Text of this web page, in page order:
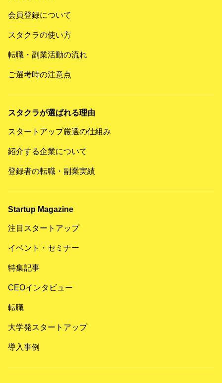
会員登録について
スタクラの使い方
転職・副業活動の流れ
ご選考時の注意点
スタクラが選ばれる理由
スタートアップ厳選の仕組み
紹介する企業について
登録者の転職・副業実績
Startup Magazine
注目スタートアップ
イベント・セミナー
特集記事
CEOインタビュー
転職
大学発スタートアップ
導入事例